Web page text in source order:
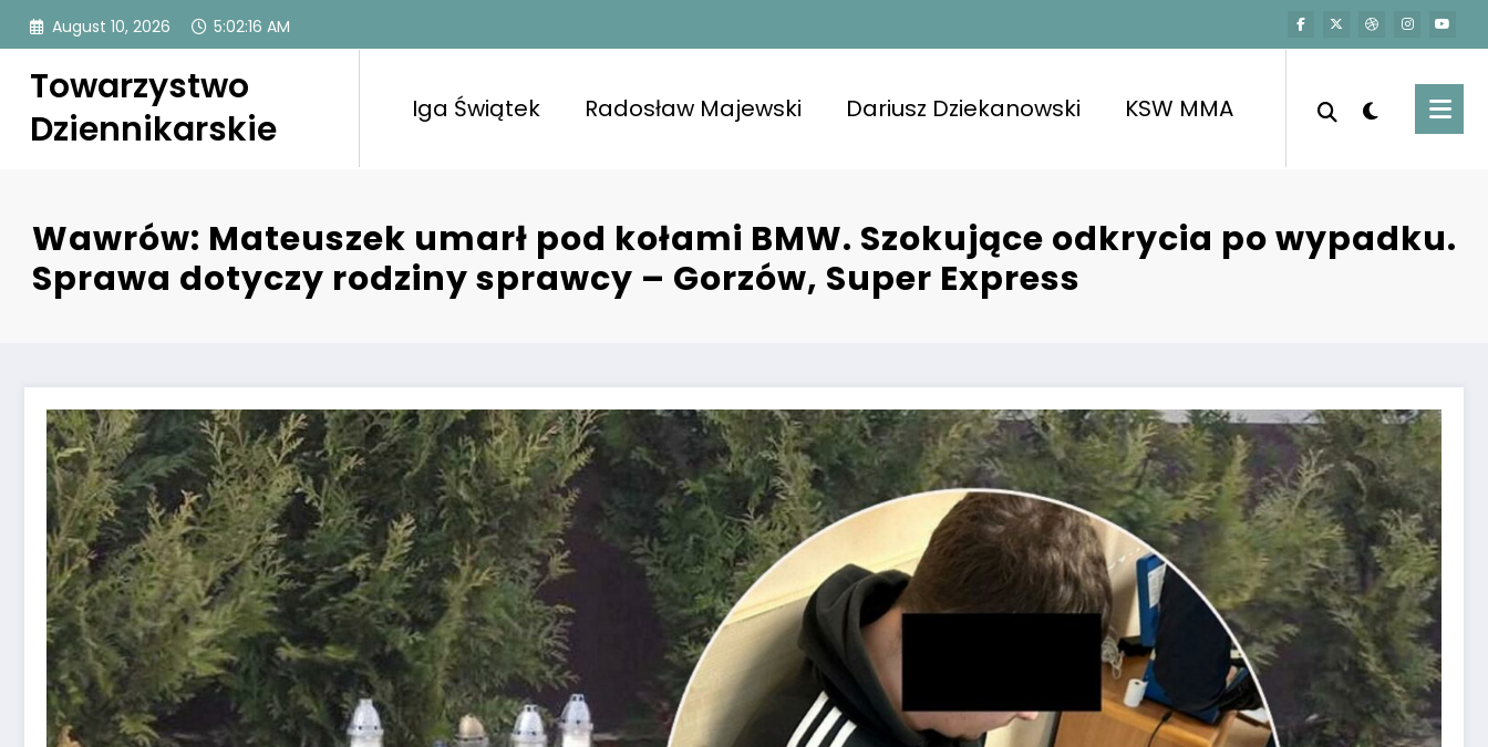
Skip
content
August 10, 2026 5:02:17 AM
Towarzystwo
Dziennikarskie
Iga Świątek Radosław Majewski Dariusz Dziekanowski KSW MMA
Wawrów: Mateuszek umarł pod kołami BMW. Szokujące odkrycia po wypadku.
Sprawa dotyczy rodziny sprawcy – Gorzów, Super Express